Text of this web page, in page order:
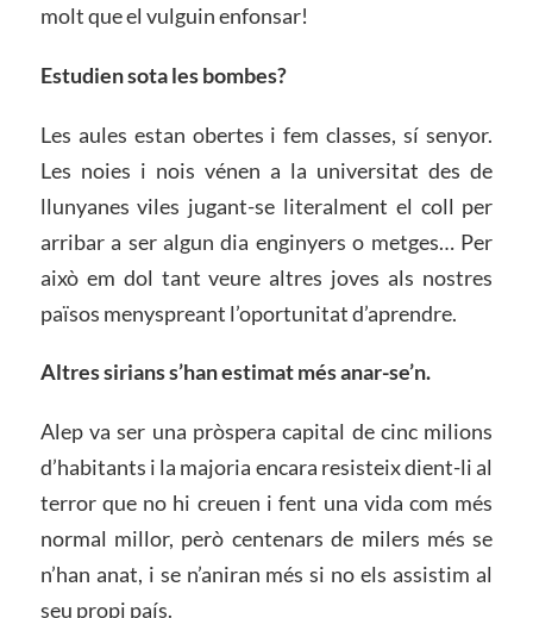
molt que el vulguin enfonsar!
Estudien sota les bombes?
Les aules estan obertes i fem classes, sí senyor.
Les noies i nois vénen a la universitat des de
llunyanes viles jugant-se literalment el coll per
arribar a ser algun dia enginyers o metges… Per
això em dol tant veure altres joves als nostres
països menyspreant l’oportunitat d’aprendre.
Altres sirians s’han estimat més anar-se’n.
Alep va ser una pròspera capital de cinc milions
d’habitants i la majoria encara resisteix dient-li al
terror que no hi creuen i fent una vida com més
normal millor, però centenars de milers més se
n’han anat, i se n’aniran més si no els assistim al
seu propi país.